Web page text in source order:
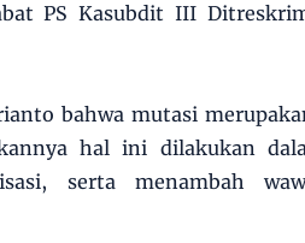
PS Kasubdit III
bahwa mutasi
hal ini dilakukan
serta menambah